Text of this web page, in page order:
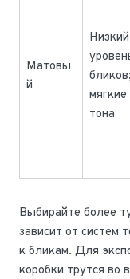
Матовы
й
Низкий
бликов;
мягкие
тона
Выбирайте более
зависит от систем
к бликам. Для
коробки трутся во